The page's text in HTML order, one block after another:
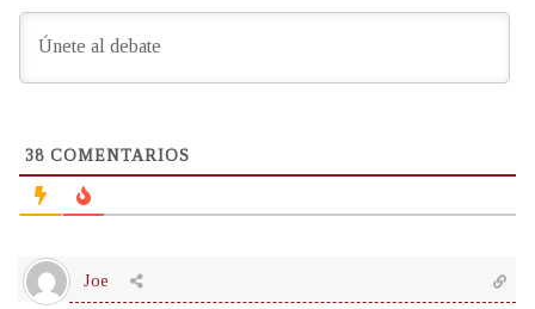
38 COMENTARIOS
Joe